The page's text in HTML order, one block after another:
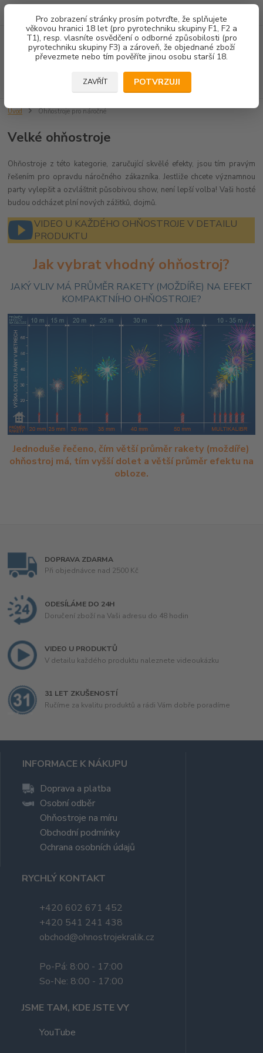
Pro zobrazení stránky prosím potvrďte, že splňujete
věkovou hranici 18 let (pro pyrotechniku skupiny F1, F2 a
T1), resp. vlasníte osvědčení o odborné způsobilosti (pro
pyrotechniku skupiny F3) a zároveň, že objednané zboží
převezmete nebo tím pověříte jinou osobu starší 18.
ZAVŘÍT POTVRZUJI
Menu
JSME TU PRO VÁS 8.00-14.00
Úvod Ohňostroje pro náročné
Velké ohňostroje
Ohňostroje z této kategorie, zaručující skvělé efekty, jsou tím pravým
řešením pro opravdu náročného zákazníka. Jestliže chcete významnou
party vylepšit a ozvláštnit působivou show, není lepší volba! Vaši hosté
budou odcházet plní nových zážitků, dojmů.
VIDEO U KAŽDÉHO OHŇOSTROJE V DETAILU
PRODUKTU
Jak vybrat vhodný ohňostroj?
JAKÝ VLIV MÁ PRŮMĚR RAKETY (MOŽDÍŘE) NA EFEKT
KOMPAKTNÍHO OHŇOSTROJE?
Jednoduše řečeno, čím větší průměr rakety (moždíře)
ohňostroj má, tím vyšší dolet a větší průměr efektu na
obloze.
DOPRAVA ZDARMA
Při objednávce nad 2500 Kč
ODESÍLÁME DO 24H
Doručení zboží na Vaši adresu do 48 hodin
VIDEO U PRODUKTŮ
V detailu každého produktu naleznete videoukázku
31 LET ZKUŠENOSTÍ
Ručíme za kvalitu produktů a rádi Vám dobře poradíme
INFORMACE K NÁKUPU
Doprava a platba
Osobní odběr
Ohňostroje na míru
Obchodní podmínky
Ochrana osobních údajů
RYCHLÝ KONTAKT
+420 602 671 452
+420 541 241 438
obchod@ohnostrojekralik.cz
Po-Pá: 8:00 - 17:00
So-Ne: 8:00 - 17:00
JSME TAM, KDE JSTE VY
YouTube